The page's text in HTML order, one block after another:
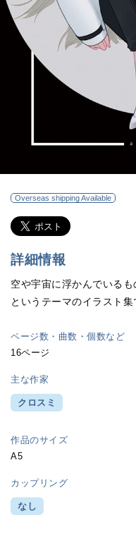
Overseas shipping Available
詳細情報
空や宇宙に浮かんでいる
というテーマのイラスト集
ページ数・曲数・個数など
16ページ
主な作家
クロスミ
作品のサイズ
A5
カップリング
なし